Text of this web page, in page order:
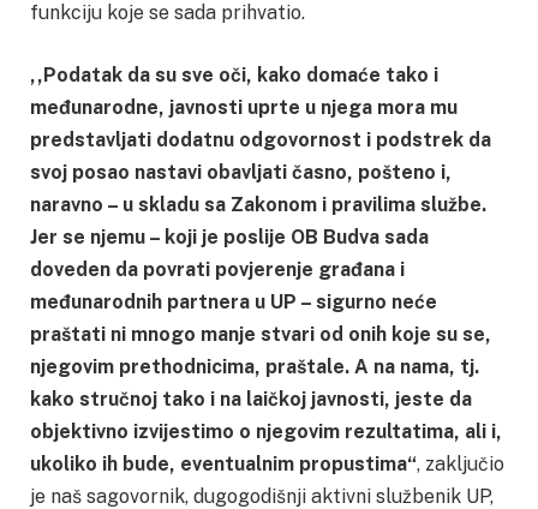
funkciju koje se sada prihvatio.
,,Podatak da su sve oči, kako domaće tako i
međunarodne, javnosti uprte u njega mora mu
predstavljati dodatnu odgovornost i podstrek da
svoj posao nastavi obavljati časno, pošteno i,
naravno – u skladu sa Zakonom i pravilima službe.
Jer se njemu – koji je poslije OB Budva sada
doveden da povrati povjerenje građana i
međunarodnih partnera u UP – sigurno neće
praštati ni mnogo manje stvari od onih koje su se,
njegovim prethodnicima, praštale. A na nama, tj.
kako stručnoj tako i na laičkoj javnosti, jeste da
objektivno izvijestimo o njegovim rezultatima, ali i,
ukoliko ih bude, eventualnim propustima“, zaključio
je naš sagovornik, dugogodišnji aktivni službenik UP,